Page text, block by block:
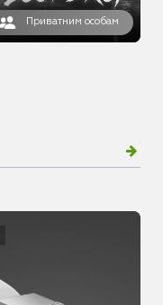
Приватним особам